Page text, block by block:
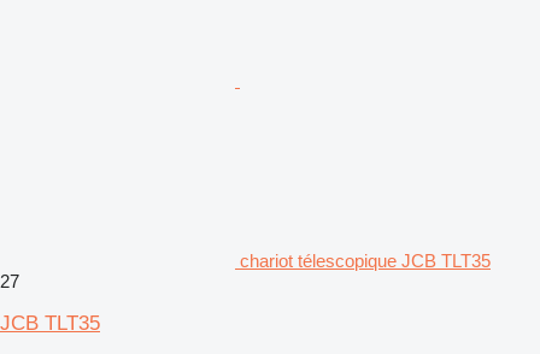
chariot télescopique JCB TLT35
27
JCB TLT35